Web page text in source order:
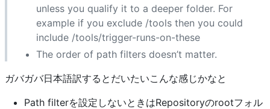
unless you qualify it to a deeper folder. For
example if you exclude /tools then you could
include /tools/trigger-runs-on-these
The order of path filters doesn’t matter.
ガバガバ日本語訳するとだいたいこんな感じかなと
Path filterを設定しないときはRepositoryのrootフォル